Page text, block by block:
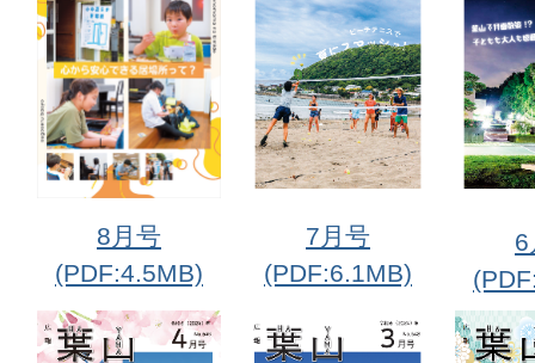
8月号
(PDF:4.5MB)
7月号
(PDF:6.1MB)
6